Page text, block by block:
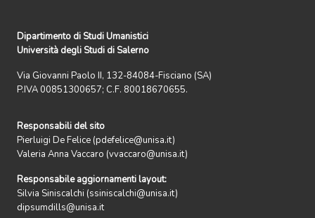
Dipartimento di Studi Umanistici
Università degli Studi di Salerno
Via Giovanni Paolo II, 132-84084-Fisciano (SA)
P.IVA 00851300657; C.F. 80018670655.
Responsabili del sito
Pierluigi De Felice (pdefelice@unisa.it)
Valeria Anna Vaccaro (vvaccaro@unisa.it)
Responsabile aggiornamenti layout:
Silvia Siniscalchi (ssiniscalchi@unisa.it)
dipsumdills@unisa.it